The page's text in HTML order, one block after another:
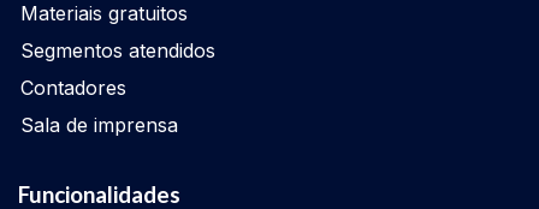
Materiais gratuitos
Segmentos atendidos
Contadores
Sala de imprensa
Funcionalidades